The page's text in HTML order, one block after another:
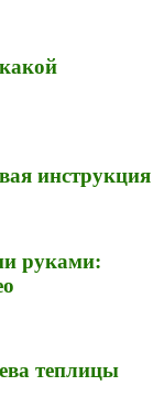
инструкция
руками:
теплицы